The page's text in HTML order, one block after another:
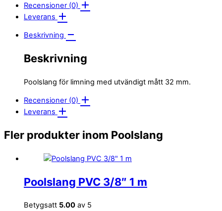
Recensioner (0)
Leverans
Beskrivning
Beskrivning
Poolslang för limning med utvändigt mått 32 mm.
Recensioner (0)
Leverans
Fler produkter inom Poolslang
Poolslang PVC 3/8″ 1 m
Betygsatt 5.00 av 5